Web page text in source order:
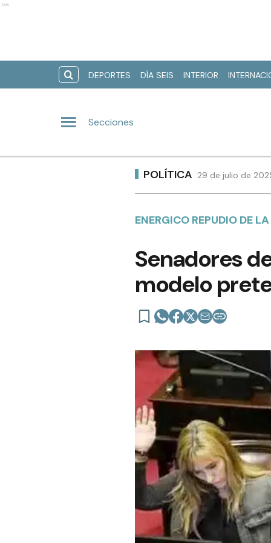
Ads
DEPORTES DÍA SEIS INTERIOR
Secciones
POLÍTICA 29 de julio de
ENERGICO REPUDIO DE
Senadores
modelo